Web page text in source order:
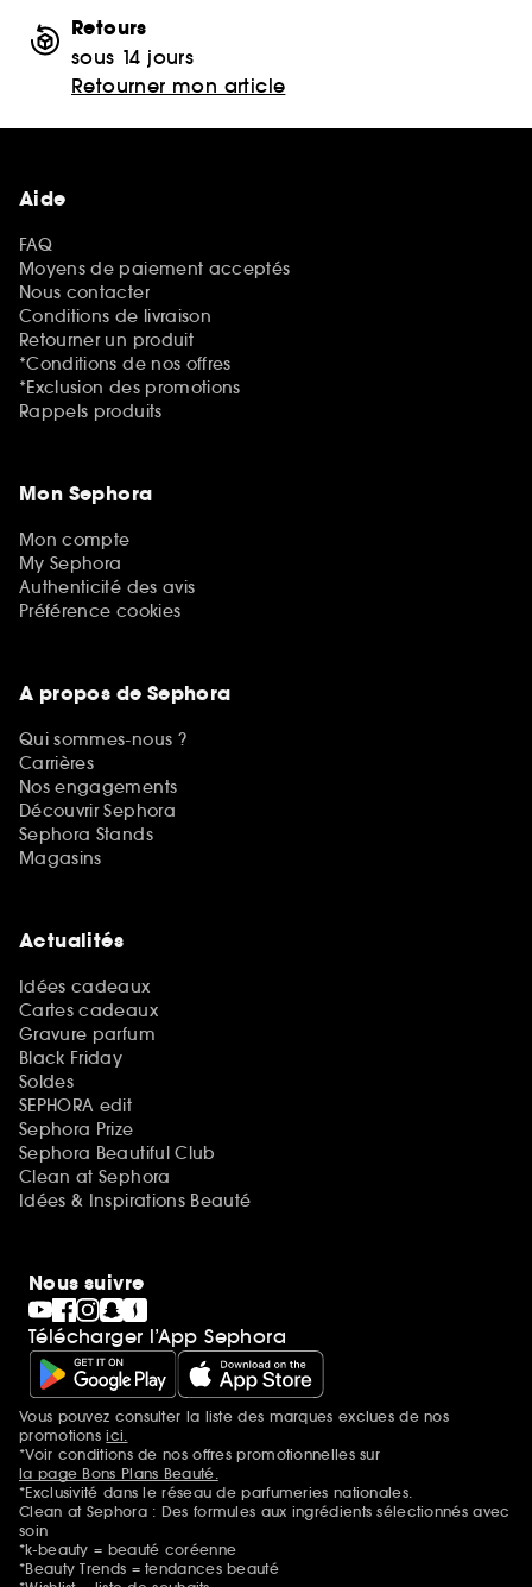
Retours
sous 14 jours
Retourner mon article
Aide
FAQ
Moyens de paiement acceptés
Nous contacter
Conditions de livraison
Retourner un produit
*Conditions de nos offres
*Exclusion des promotions
Rappels produits
Mon Sephora
Mon compte
My Sephora
Authenticité des avis
Préférence cookies
A propos de Sephora
Qui sommes-nous ?
Carrières
Nos engagements
Découvrir Sephora
Sephora Stands
Magasins
Actualités
Idées cadeaux
Cartes cadeaux
Gravure parfum
Black Friday
Soldes
SEPHORA edit
Sephora Prize
Sephora Beautiful Club
Clean at Sephora
Idées & Inspirations Beauté
Nous suivre
Télécharger l’App Sephora
Mentions additionnelles
Vous pouvez consulter la liste des marques exclues de nos
promotionsici.
*Voir conditions de nos offres promotionnelles sur
la page Bons Plans Beauté.
*Exclusivité dans le réseau de parfumeries nationales.
Clean at Sephora : Des formules aux ingrédients sélectionnés avec
soin
*k-beauty = beauté coréenne
*Beauty Trends = tendances beauté